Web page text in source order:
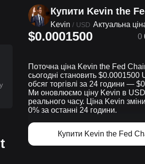
Купити Kevin the
Kevin / USD Актуальна
$0.0001500 0
Поточна ціна Kevin the Fed
сьогодні становить $0.0001500
обсяг торгівлі за 24 години —
Ми оновлюємо ціну Kevin в
реального часу. Ціна Kevin
0% за останні 24 години.
Купити Kevin the Fed